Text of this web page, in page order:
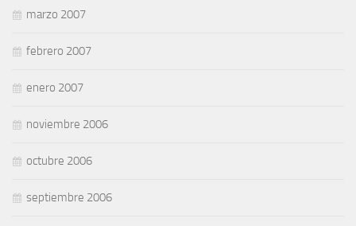
marzo 2007
febrero 2007
enero 2007
noviembre 2006
octubre 2006
septiembre 2006